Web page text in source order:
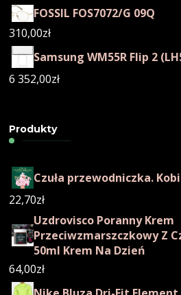
FOSSIL FOS7072/G 09Q
310,00zł
Samsung WM55R Flip 2
6 352,00zł
Produkty
Czuła przewodniczka.
22,70zł
Uzdrovisco Poranny Krem
Przeciwzmarszczkowy Z
50ml Krem Na Dzień
64,00zł